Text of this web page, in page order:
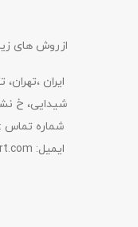
ازروش های
ایران
شیدایی، خ
شماره تماس : 5266 183
ایمیل: